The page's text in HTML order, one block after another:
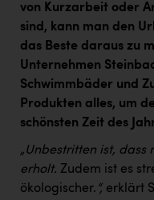
Kremsmüller
Maximarkt
Oldtimer Raststationen
Österreichischer
Passage Linz
PEZ
von Kurzarbeit oder
sind, kann man den
das Beste daraus zu
Unternehmen
Schwimmbäder und
Produkten alles, um
schönsten Zeit des
„Unbestritten ist, dass
erholt. Zudem ist es
ökologischer. “, erklärt